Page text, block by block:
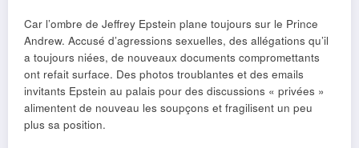
Car l’ombre de Jeffrey Epstein plane toujours sur le Prince
Andrew. Accusé d’agressions sexuelles, des allégations qu’il
a toujours niées, de nouveaux documents compromettants
ont refait surface. Des photos troublantes et des emails
invitants Epstein au palais pour des discussions « privées »
alimentent de nouveau les soupçons et fragilisent un peu
plus sa position.